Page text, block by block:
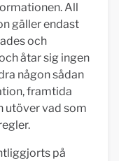
All
gäller endast
och
åtar sig ingen
någon sådan
framtida
utöver vad som
på